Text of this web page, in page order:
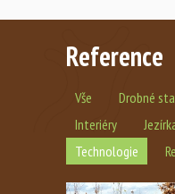
Reference
Vše Drobné
Interiéry
Technologie